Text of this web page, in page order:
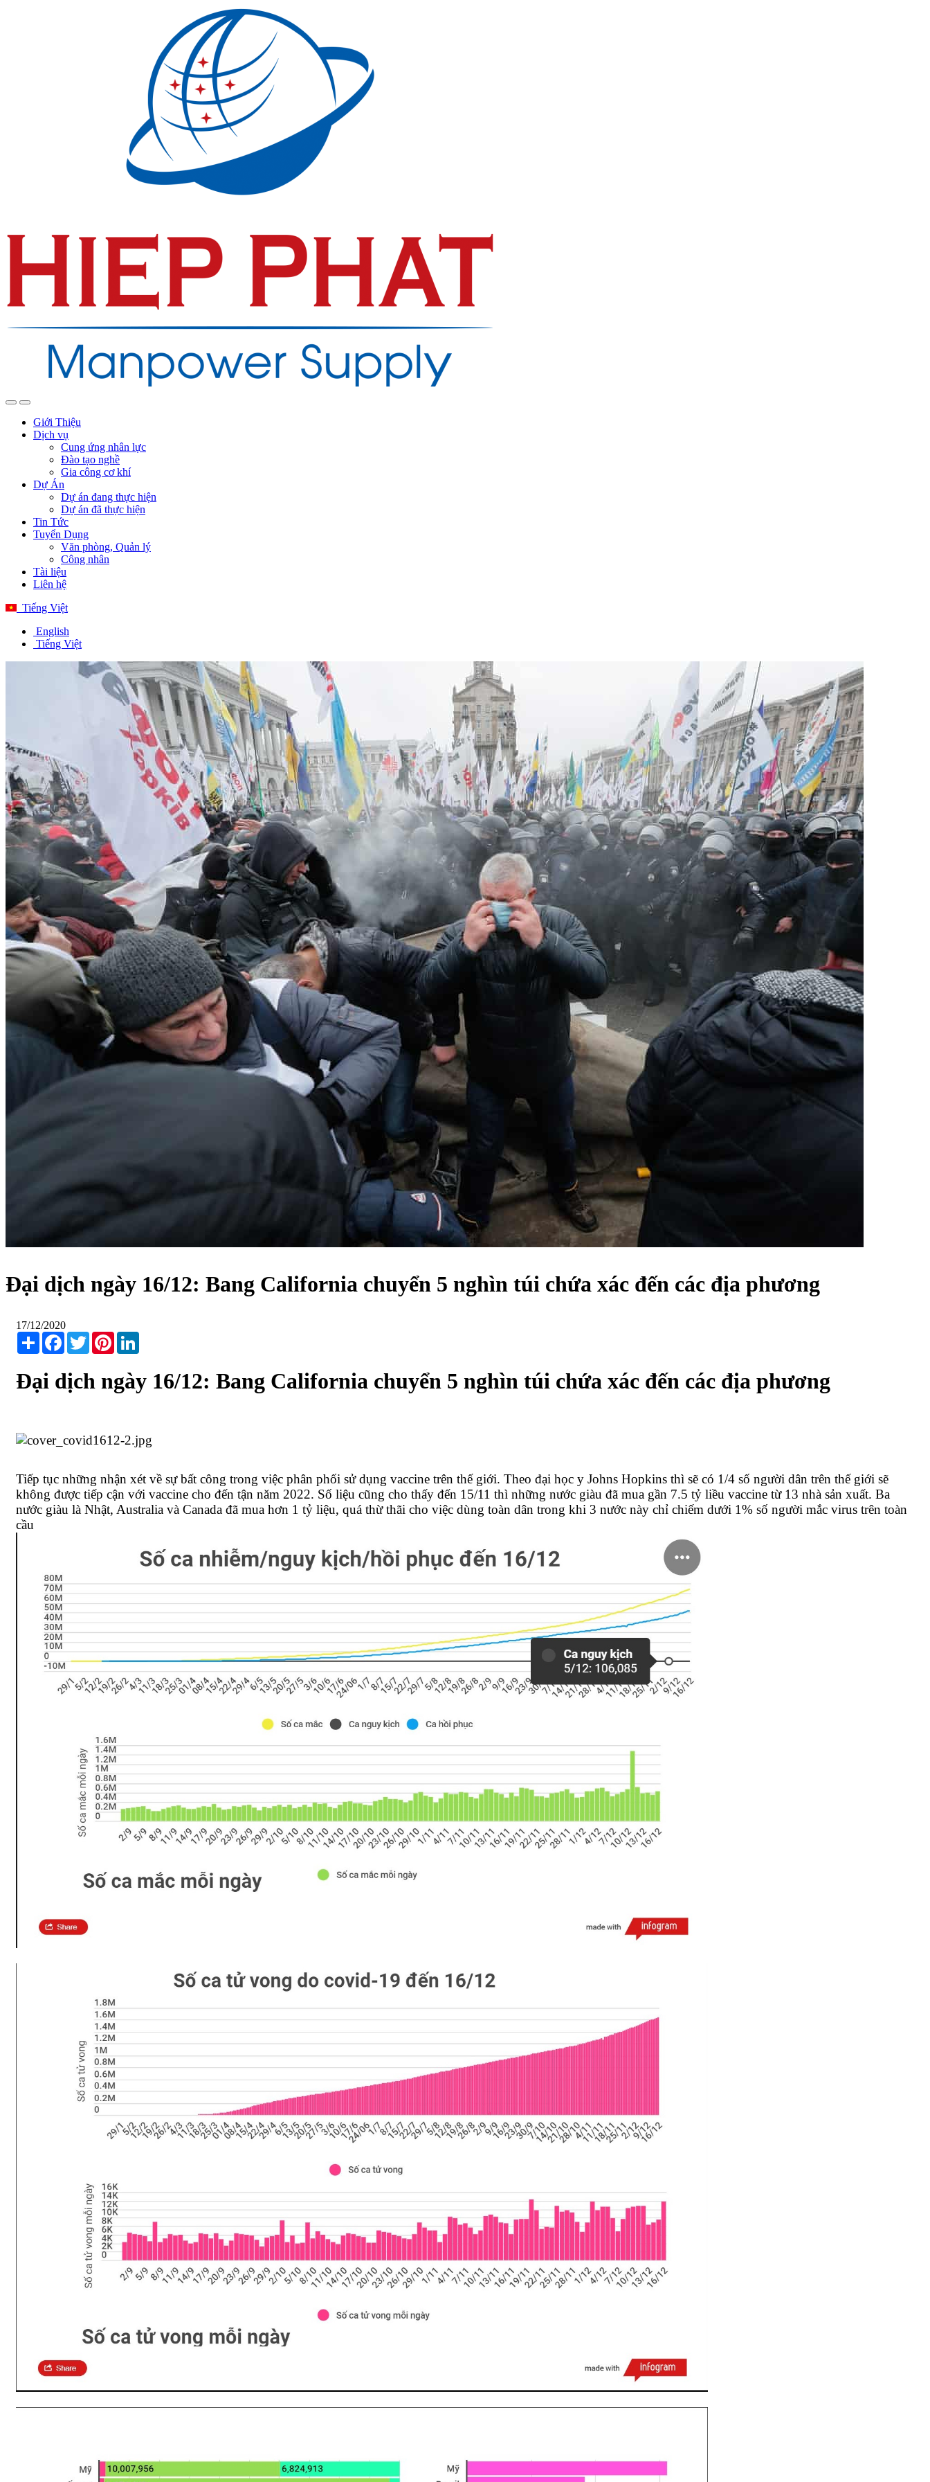
Giới Thiệu
Dịch vụ
Cung ứng nhân lực
Đào tạo nghề
Gia công cơ khí
Dự Án
Dự án đang thực hiện
Dự án đã thực hiện
Tin Tức
Tuyển Dụng
Văn phòng, Quản lý
Công nhân
Tài liệu
Liên hệ
Tiếng Việt
English
Tiếng Việt
Đại dịch ngày 16/12: Bang California chuyển 5 nghìn túi chứa xác đến các địa phương
17/12/2020
Share Facebook
TwitterPinterest
Đại dịch ngày 16/12: Bang California chuyển 5 nghìn túi chứa xác đến các địa phương
Tiếp tục những nhận xét về sự bất công trong việc phân phối sử dụng vaccine trên thế giới. Theo đại học y Johns Hopkins thì sẽ có 1/4 số người dân trên thế giới sẽ
không được tiếp cận với vaccine cho đến tận năm 2022. Số liệu cũng cho thấy đến 15/11 thì những nước giàu đã mua gần 7.5 tỷ liều vaccine từ 13 nhà sản xuất. Ba
nước giàu là Nhật, Australia và Canada đã mua hơn 1 tỷ liệu, quá thừ thãi cho việc dùng toàn dân trong khi 3 nước này chỉ chiếm dưới 1% số người mắc virus trên toàn
cầu